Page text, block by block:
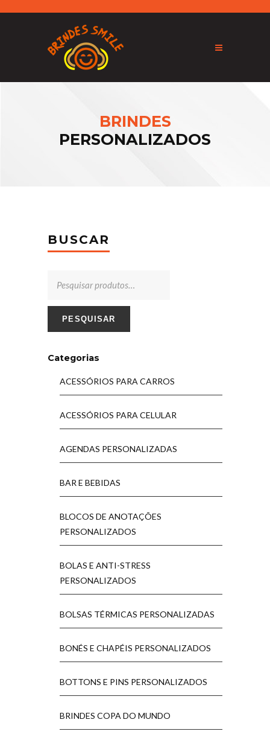
BRINDES
PERSONALIZADOS
BUSCAR
PESQUISAR
Categorias
ACESSÓRIOS PARA CARROS
ACESSÓRIOS PARA CELULAR
AGENDAS PERSONALIZADAS
BAR E BEBIDAS
BLOCOS DE ANOTAÇÕES
PERSONALIZADOS
BOLAS E ANTI-STRESS
PERSONALIZADOS
BOLSAS TÉRMICAS PERSONALIZADAS
BONÉS E CHAPÉIS PERSONALIZADOS
BOTTONS E PINS PERSONALIZADOS
BRINDES COPA DO MUNDO